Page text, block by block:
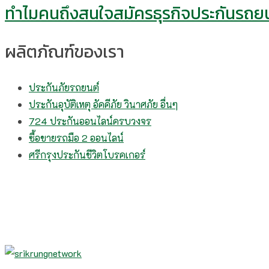
ทำไมคนถึงสนใจสมัครธุรกิจประกันรถ
ผลิตภัณฑ์ของเรา
ประกันภัยรถยนต์
ประกันอุบัติเหตุ อัคคีภัย วินาศภัย อื่นๆ
724 ประกันออนไลน์ครบวงจร
ซื้อขายรถมือ 2 ออนไลน์
ศรีกรุงประกันชีวิตโบรคเกอร์